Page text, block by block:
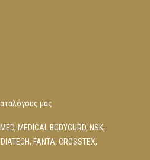
μας
, MEDICAL BODYGURD, NSK,
DIATECH, FANTA, CROSSTEX,